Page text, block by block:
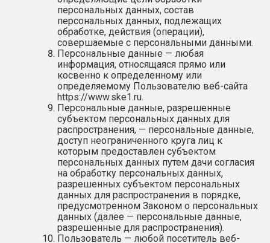
персональных данных, состав
персональных данных, подлежащих
обработке, действия (операции),
совершаемые с персональными данными.
Персональные данные — любая
информация, относящаяся прямо или
косвенно к определенному или
определяемому Пользователю веб-сайта
https://www.ske1.ru.
Персональные данные, разрешенные
субъектом персональных данных для
распространения, — персональные данные,
доступ неограниченного круга лиц к
которым предоставлен субъектом
персональных данных путем дачи согласия
на обработку персональных данных,
разрешенных субъектом персональных
данных для распространения в порядке,
предусмотренном Законом о персональных
данных (далее — персональные данные,
разрешенные для распространения).
Пользователь — любой посетитель веб-